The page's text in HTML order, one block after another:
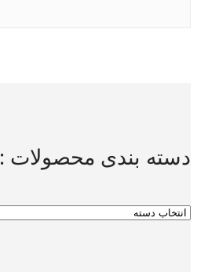
دسته بندی محصولات :